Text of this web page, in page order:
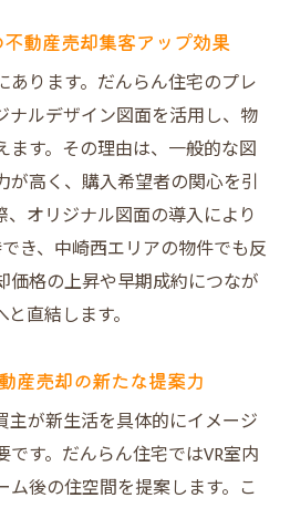
選びが不動産売却成功の鍵
るだんらん住宅の強み
不動産売却が笑顔を生む理
産売却で叶える理想の取引
できる不動産売却サポート体
ューで実感する信頼と満足
自の工夫が不動産売却に活
動産売却集客アップ効果
あります。だんらん住宅のプレ
ナルデザイン図面を活用し、物
ます。その理由は、一般的な図
が高く、購入希望者の関心を引
、オリジナル図面の導入により
き、中崎西エリアの物件でも反
価格の上昇や早期成約につなが
直結します。
産売却の新たな提案力
主が新生活を具体的にイメージ
す。だんらん住宅ではVR室内
後の住空間を提案します。こ